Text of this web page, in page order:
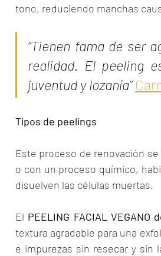
tono, reduciendo manchas
“Tienen fama de ser
realidad. El peeling
juventud y lozanía”
Tipos de peelings
Este proceso de renovación
o con un proceso químico,
disuelven las células muertas.
El PEELING FACIAL VEGANO
textura agradable para una
e impurezas sin resecar y sin